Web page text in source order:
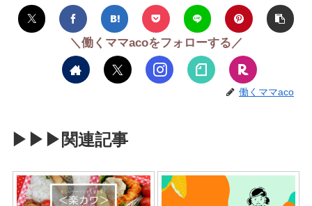
＼働くママacoをフォローする／
働くママaco
▶︎▶︎▶︎関連記事